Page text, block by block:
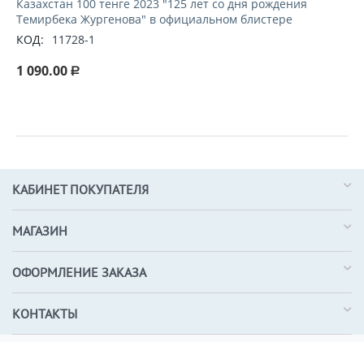
Казахстан 100 тенге 2023 "125 лет со дня рождения
Темирбека Жургенова" в официальном блистере
КОД:
11728-1
1 090.00 Р
КАБИНЕТ ПОКУПАТЕЛЯ
МАГАЗИН
ОФОРМЛЕНИЕ ЗАКАЗА
КОНТАКТЫ